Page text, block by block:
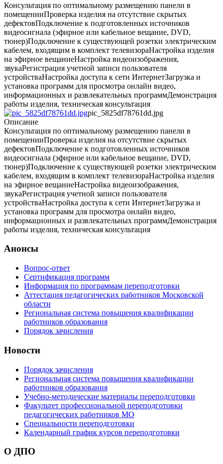
Консультация по оптимальному размещению панели в
помещенииПроверка изделия на отсутствие скрытых
дефектовПодключение к подготовленных источников
видеосигнала (эфирное или кабельное вещание, DVD,
тюнер)Подключение к существующей розетки электрическим
кабелем, входящим в комплект телевизораНастройка изделия
на эфирное вещаниеНастройка видеоизображения,
звукаРегистрация учетной записи пользователя
устройстваНастройка доступа к сети ИнтернетЗагрузка и
установка программ для просмотра онлайн видео,
информационных и развлекательных программДемонстрация
работы изделия, техническая консультация
pic_5825df78761dd.jpg
Описание
Консультация по оптимальному размещению панели в
помещенииПроверка изделия на отсутствие скрытых
дефектовПодключение к подготовленных источников
видеосигнала (эфирное или кабельное вещание, DVD,
тюнер)Подключение к существующей розетки электрическим
кабелем, входящим в комплект телевизораНастройка изделия
на эфирное вещаниеНастройка видеоизображения,
звукаРегистрация учетной записи пользователя
устройстваНастройка доступа к сети ИнтернетЗагрузка и
установка программ для просмотра онлайн видео,
информационных и развлекательных программДемонстрация
работы изделия, техническая консультация
Анонсы
Вопрос-ответ
Сертификация программ
Информация по программам переподготовки
Аттестация педагогических работников Московской
области
Региональная система повышения квалификации
работников образования
Порядок зачисления
Новости
Порядок зачисления
Региональная система повышения квалификации
работников образования
Учебно-методические материалы переподготовки
Факультет профессиональной переподготовки
педагогических работников МО
Специальности переподготовки
Календарный график курсов переподготовки
О ДПО